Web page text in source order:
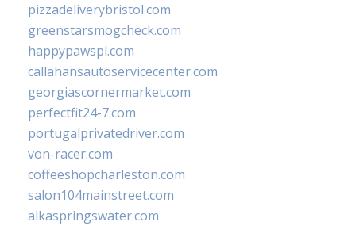
pizzadeliverybristol.com
greenstarsmogcheck.com
happypawspl.com
callahansautoservicecenter.com
georgiascornermarket.com
perfectfit24-7.com
portugalprivatedriver.com
von-racer.com
coffeeshopcharleston.com
salon104mainstreet.com
alkaspringswater.com